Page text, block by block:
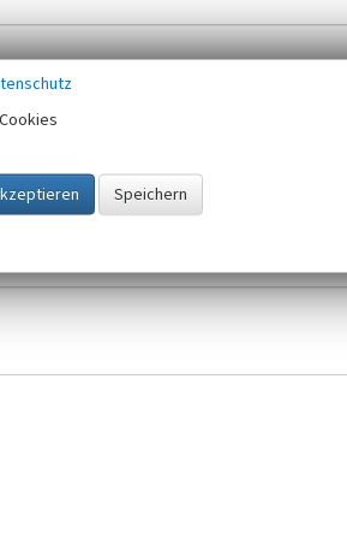
gespeichert und verwendet.
gültigen Europäischen